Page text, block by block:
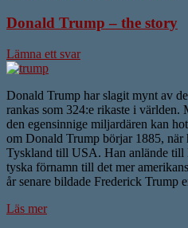
Donald Trump – the story
Lämna ett svar
Donald Trump har slagit mynt av
rankas som 324:e rikaste i världen.
den egensinnige miljardären kan
om Donald Trump börjar 1885, när
Tyskland till USA. Han anlände till
tyska förnamn till det mer
år senare bildade Frederick Trump
Läs mer